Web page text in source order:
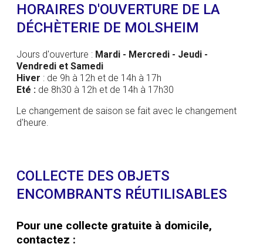
HORAIRES D'OUVERTURE DE LA
DÉCHÈTERIE DE MOLSHEIM
Jours d'ouverture : Mardi - Mercredi - Jeudi -
Vendredi et Samedi
Hiver : de 9h à 12h et de 14h à 17h
Eté : de 8h30 à 12h et de 14h à 17h30
Le changement de saison se fait avec le changement
d'heure.
COLLECTE DES OBJETS
ENCOMBRANTS RÉUTILISABLES
Pour une collecte gratuite à domicile,
contactez :